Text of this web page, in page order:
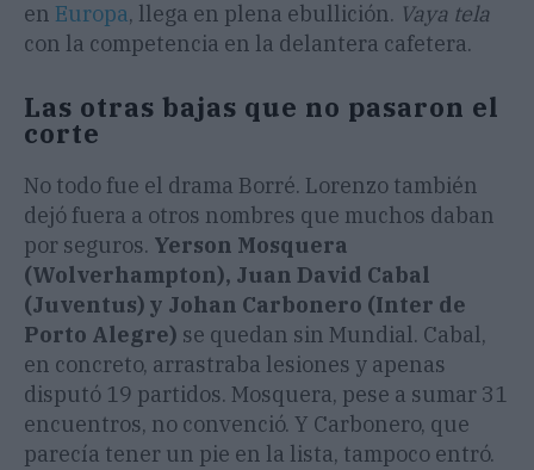
en Europa, llega en plena ebullición. Vaya tela
con la competencia en la delantera cafetera.
Las otras bajas que no pasaron el
corte
No todo fue el drama Borré. Lorenzo también
dejó fuera a otros nombres que muchos daban
por seguros. Yerson Mosquera
(Wolverhampton), Juan David Cabal
(Juventus) y Johan Carbonero (Inter de
Porto Alegre) se quedan sin Mundial. Cabal,
en concreto, arrastraba lesiones y apenas
disputó 19 partidos. Mosquera, pese a sumar 31
encuentros, no convenció. Y Carbonero, que
parecía tener un pie en la lista, tampoco entró.